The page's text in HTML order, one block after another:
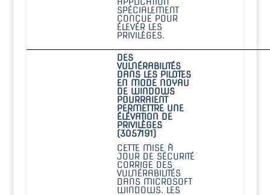
SPÉCIALEMENT
CONÇUE POUR
ÉLEVER LES
PRIVILÈGES.
DES
VULNÉRABILITÉS
DANS LES PILOTES
EN MODE NOYAU
DE WINDOWS
POURRAIENT
PERMETTRE UNE
ÉLÉVATION DE
PRIVILÈGES
(3057191)
CETTE MISE À
JOUR DE SÉCURITÉ
CORRIGE DES
VULNÉRABILITÉS
DANS MICROSOFT
WINDOWS. LES